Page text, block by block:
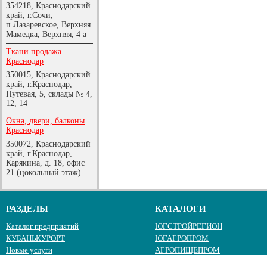
354218, Краснодарский
край, г.Сочи,
п.Лазаревское, Верхняя
Мамедка, Верхняя, 4 а
Ткани продажа
Краснодар
350015, Краснодарский
край, г.Краснодар,
Путевая, 5, склады № 4,
12, 14
Окна, двери, балконы
Краснодар
350072, Краснодарский
край, г.Краснодар,
Карякина, д. 18, офис
21 (цокольный этаж)
РАЗДЕЛЫ
Каталог предприятий
КУБАНЬКУРОРТ
Новые услуги
КАТАЛОГИ
ЮГСТРОЙРЕГИОН
ЮГАГРОПРОМ
АГРОПИЩЕПРОМ